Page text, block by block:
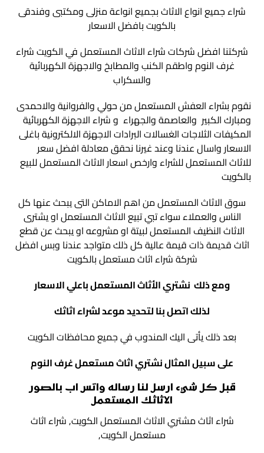
شراء جميع انواع الاثاث بجميع انواعة منزلى ومكتبى وفندقى
بالكويت بافضل الاسعار
شركتنا افضل شركات شراء الاثاث المستعمل في الكويت شراء
غرف النوم واطقم الكنب والمطابخ والاجهزة الكهربائية
والسكراب
نقوم بشراء العفش المستعمل من حولي والفروانية والاحمدى
ومبارك الكبير والعاصمة والجهراء و شراء الاجهزة الكهربائية
المكيفات الثلاجات الغسالات البرادات الاجهزة الالكترونية باغلى
الاسعار واسال عندنا وعند غيرنا نحقق معادلة افضل سعر
للاثاث المستعمل للشراء وارخص اسعار الاثاث المستعمل للبيع
بالكويت
سوق الاثاث المستعمل من اهم الاماكن التى يبحث عنها كل
الناس والعملاء سواء تبي تبيع الاثاث المستعمل او يشترى
الاثاث النظيف المستعمل لبيتة او مشروعه او يبحث عن قطع
اثاث قديمة ذات قيمة عالية كل ذلك متواجد عندنا وبس افضل
شركة شراء اثاث مستعمل بالكويت
ومع ذلك نشتري الأثاث المستعمل باعلي الاسعار
لذلك اتصل بنا لتحديد موعد لشراء اثاثك
بعد ذلك يأتى اليك المندوب في جميع محافظات الكويت
على سبيل المثال نشتري اثاث مستعمل غرف النوم
قبل كل شيء ارسل لنا رساله واتس اب بالصور
الاثاثك المستعمل
شراء اثاث مشتري الاثاث المستعمل الكويت, شراء اثاث
مستعمل الكويت,